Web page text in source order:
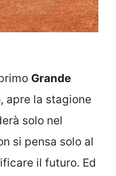
Grande
apre la stagione
solo nel
si pensa solo al
il futuro. Ed